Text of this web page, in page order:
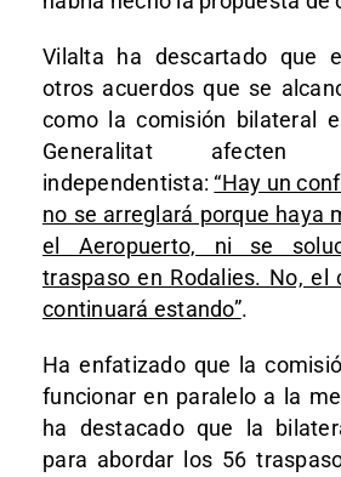
Vilalta ha descartado que
otros acuerdos que se
como la comisión bilateral
Generalitat
independentista: “Hay un
no se arreglará porque haya
el Aeropuerto, ni se
traspaso en Rodalies. No, el
continuará estando”.
Ha enfatizado que la
funcionar en paralelo a la
ha destacado que la
para abordar los 56